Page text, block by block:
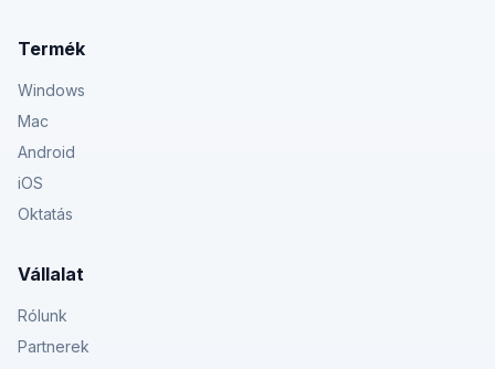
Termék
Windows
Mac
Android
iOS
Oktatás
Vállalat
Rólunk
Partnerek